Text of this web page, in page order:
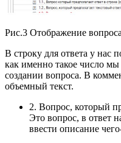
Рис.3 Отображение
В строку для ответа у нас
как именно такое число
создании вопроса. В
объемный текст.
2. Вопрос, который
Это вопрос, в ответ
ввести описание